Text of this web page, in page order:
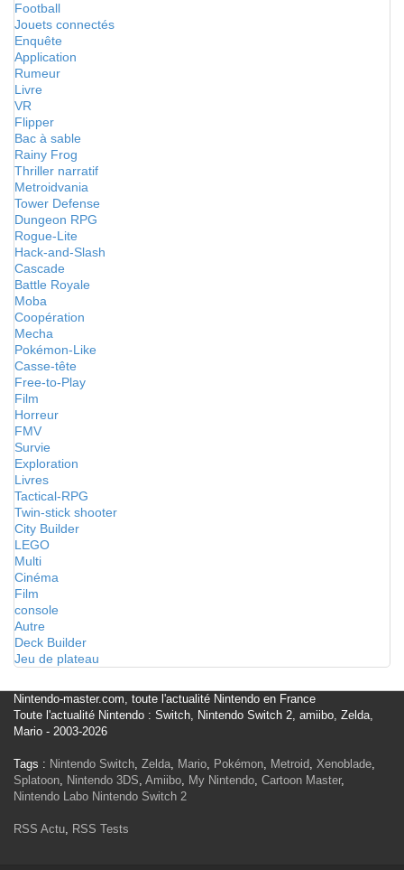
Football
Jouets connectés
Enquête
Application
Rumeur
Livre
VR
Flipper
Bac à sable
Rainy Frog
Thriller narratif
Metroidvania
Tower Defense
Dungeon RPG
Rogue-Lite
Hack-and-Slash
Cascade
Battle Royale
Moba
Coopération
Mecha
Pokémon-Like
Casse-tête
Free-to-Play
Film
Horreur
FMV
Survie
Exploration
Livres
Tactical-RPG
Twin-stick shooter
City Builder
LEGO
Multi
Cinéma
Film
console
Autre
Deck Builder
Jeu de plateau
Nintendo-master.com, toute l'actualité Nintendo en France
Toute l'actualité Nintendo : Switch, Nintendo Switch 2, amiibo, Zelda,
Mario - 2003-2026
Tags : Nintendo Switch, Zelda, Mario, Pokémon, Metroid, Xenoblade,
Splatoon, Nintendo 3DS, Amiibo, My Nintendo, Cartoon Master,
Nintendo Labo Nintendo Switch 2
RSS Actu, RSS Tests